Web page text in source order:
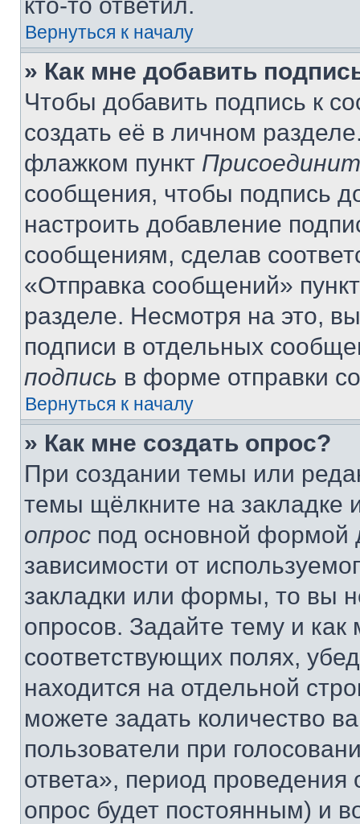
Вернуться к началу
» Как мне добавить
Чтобы добавить подпись к
создать её в личном
флажком пункт
сообщения, чтобы подпись
настроить добавление
сообщениям, сделав
«Отправка сообщений»
разделе. Несмотря на это,
подписи в отдельных
подпись в форме отправки
Вернуться к началу
» Как мне создать опрос?
При создании темы или
темы щёлкните на
опрос под основной формой
зависимости от
закладки или формы, то вы
опросов. Задайте тему и
соответствующих полях,
находится на отдельной
можете задать количество
пользователи при
ответа», период проведения
опрос будет постоянным) и